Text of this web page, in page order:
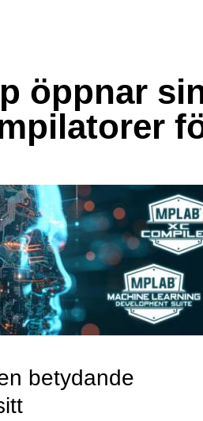
öppnar
betydande